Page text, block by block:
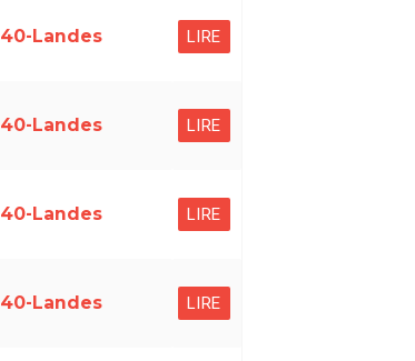
40-Landes LIRE
40-Landes LIRE
40-Landes LIRE
40-Landes LIRE